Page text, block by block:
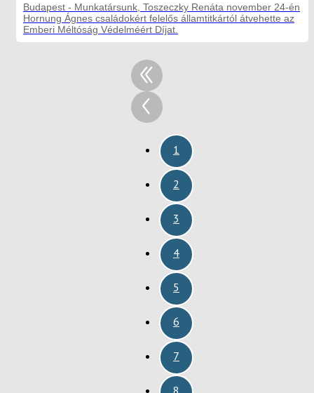
Budapest - Munkatársunk, Toszeczky Renáta november 24-én
Hornung Ágnes családokért felelős államtitkártól átvehette az
Emberi Méltóság Védelméért Díjat.
1
2
3
4
5
6
7
8